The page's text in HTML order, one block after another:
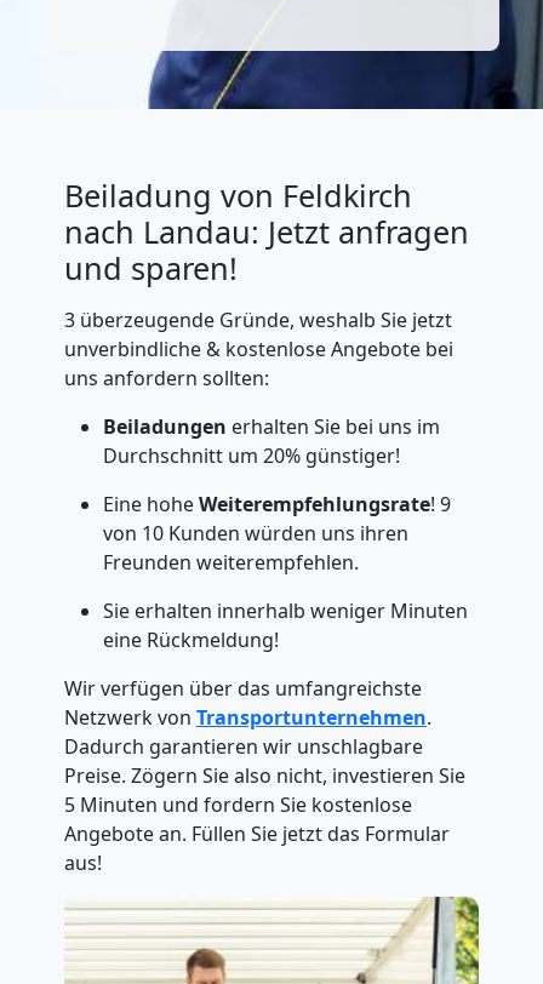
Beiladung von Feldkirch
nach Landau: Jetzt anfragen
und sparen!
3 überzeugende Gründe, weshalb Sie jetzt
unverbindliche & kostenlose Angebote bei
uns anfordern sollten:
Beiladungen erhalten Sie bei uns im
Durchschnitt um 20% günstiger!
Eine hoheWeiterempfehlungsrate! 9
von 10 Kunden würden uns ihren
Freunden weiterempfehlen.
Sie erhalten innerhalb weniger Minuten
eine Rückmeldung!
Wir verfügen über das umfangreichste
Netzwerk von Transportunternehmen.
Dadurch garantieren wir unschlagbare
Preise. Zögern Sie also nicht, investieren Sie
5 Minuten und fordern Sie kostenlose
Angebote an. Füllen Sie jetzt das Formular
aus!